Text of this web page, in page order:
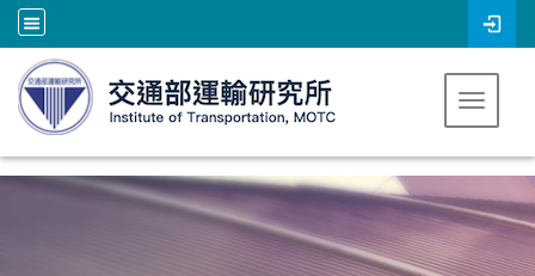
跳到主要內容
Toggle